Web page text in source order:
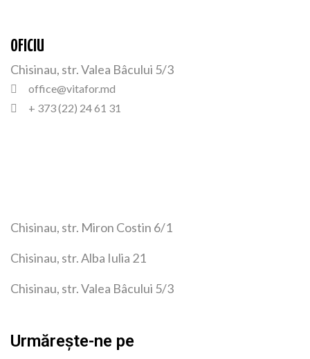
OFICIU
Chisinau, str. Valea Bâcului 5/3
office@vitafor.md
+ 373 (22) 24 61 31
Chisinau, str. Miron Costin 6/1
Chisinau, str. Alba Iulia 21
Chisinau, str. Valea Bâcului 5/3
Urmărește-ne pe